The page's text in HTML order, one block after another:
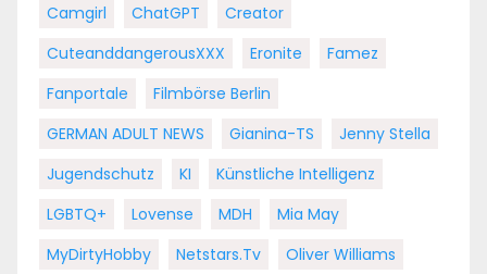
Camgirl
ChatGPT
Creator
CuteanddangerousXXX
Eronite
Famez
Fanportale
Filmbörse Berlin
GERMAN ADULT NEWS
Gianina-TS
Jenny Stella
Jugendschutz
KI
Künstliche Intelligenz
LGBTQ+
Lovense MDH
Mia May
MyDirtyHobby
Netstars.tv
Oliver Williams